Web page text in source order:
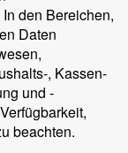
den Bereichen,
Daten
, Kassen-
und -
beachten.